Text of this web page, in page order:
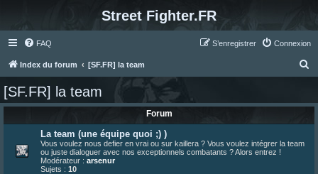
Street Fighter.FR
FAQ Connexion
S’enregistrer
Index du forum [SF.FR] la team
[SF.FR] la team
Forum
La team (une équipe quoi ;) )
Vous voulez nous defier en vrai ou sur kaillera ? Vous voulez intégrer la team
ou juste dialoguer avec nos exceptionnels combatants ? Alors entrez !
Modérateur : arsenur
Sujets : 10